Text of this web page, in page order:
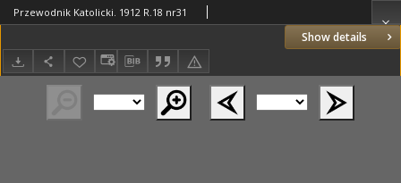
Show details
Przewodnik Katolicki. 1912 R.18 nr31